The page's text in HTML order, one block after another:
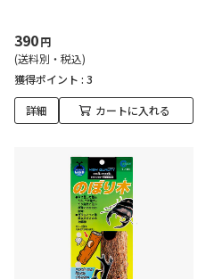
390円
(送料別・税込)
獲得ポイント : 3
詳細 カートに入れる